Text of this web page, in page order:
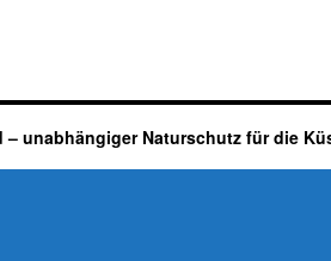
– unabhängiger Naturschutz für die